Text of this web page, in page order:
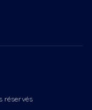
réservés